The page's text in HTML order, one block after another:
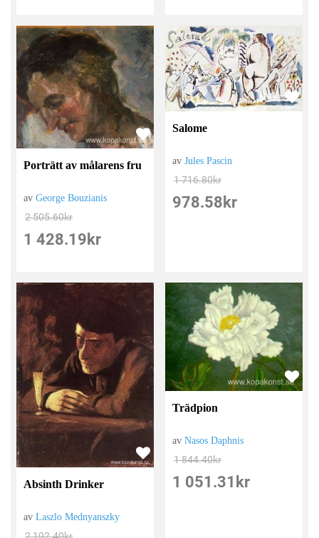
Porträtt av målarens fru
avGeorge Bouzianis
2 505.60kr
1 428.19 kr
Salome
avJules Pascin
1 716.80kr
978.58 kr
Absinth Drinker
avLaszlo Mednyanszky
Trädpion
avNasos Daphnis
1 844.40kr
1 051.31 kr